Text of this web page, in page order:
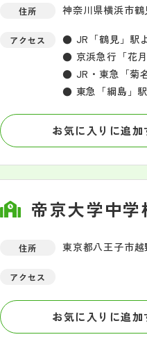
住所 神奈川県横浜市
アクセス
● JR「鶴見」駅
● 京浜急行「花
● JR・東急「菊
● 東急「綱島」
お気に入りに追加
帝京大学中学
住所 東京都八王子市越
アクセス
お気に入りに追加